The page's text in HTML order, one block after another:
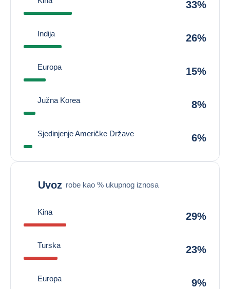
33%
Indija 26%
Europa 15%
Južna Korea 8%
Sjedinjenje Američke Države 6%
Uvoz robe kao % ukupnog iznosa
Kina 29%
Turska 23%
Europa 9%